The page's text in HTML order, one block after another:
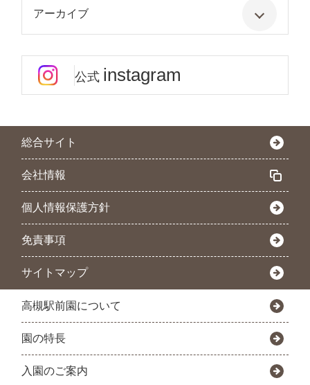
アーカイブ
公式 instagram
総合サイト
会社情報
個人情報保護方針
免責事項
サイトマップ
高槻駅前園について
園の特長
入園のご案内